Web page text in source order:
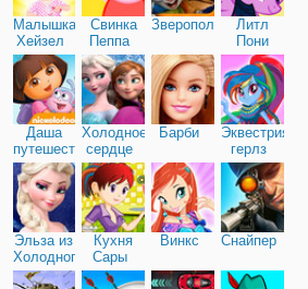
Малышка
Хейзел
Свинка
Пеппа
Зверополис
Литл
Пони
Дружба
Даша
путешественница
Холодное
сердце
Барби
Эквестрия
герлз
Эльза из
Холодного
сердца
Кухня
Сары
Винкс Снайпер